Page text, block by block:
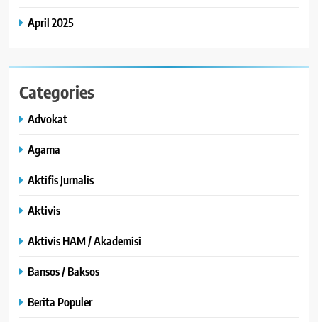
April 2025
Categories
Advokat
Agama
Aktifis Jurnalis
Aktivis
Aktivis HAM / Akademisi
Bansos / Baksos
Berita Populer